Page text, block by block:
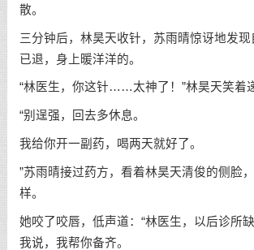
散。
三分钟后，林昊天收针，苏雨晴惊讶地发
已退，身上暖洋洋的。
“林医生，你这针……太神了！”林昊天笑着
“别逞强，回去多休息。
我给你开一副药，喝两天就好了。
”苏雨晴接过药方，看着林昊天清俊的侧脸
样。
她咬了咬唇，低声道：“林医生，以后诊所
我说，我帮你备齐。